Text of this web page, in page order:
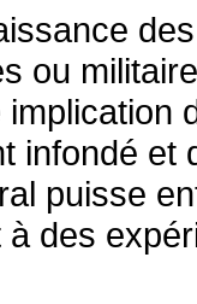
ou
infondé
puisse
des